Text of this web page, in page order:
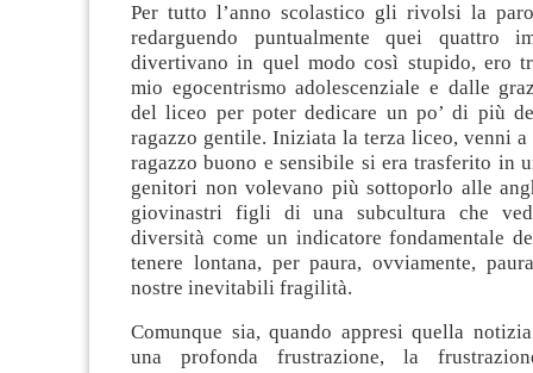
Per tutto l’anno scolastico gli rivolsi la
redarguendo puntualmente quei quattro
divertivano in quel modo così stupido, ero
mio egocentrismo adolescenziale e dalle
del liceo per poter dedicare un po’ di più
ragazzo gentile. Iniziata la terza liceo, venni a
ragazzo buono e sensibile si era trasferito in
genitori non volevano più sottoporlo alle
giovinastri figli di una subcultura che
diversità come un indicatore fondamentale
tenere lontana, per paura, ovviamente,
nostre inevitabili fragilità.
Comunque sia, quando appresi quella
una profonda frustrazione, la